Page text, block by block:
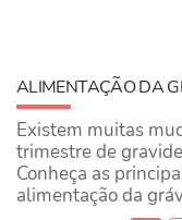
ALIMENTAÇÃO DA
Existem muitas
trimestre de
Conheça as
alimentação da